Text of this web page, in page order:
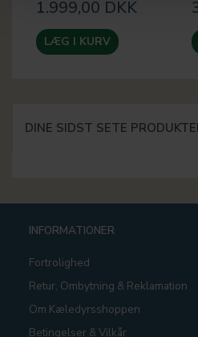
1.999,00 DKK
LÆG I KURV
DINE SIDST SETE
INFORMATIONER
Fortrolighed
Retur, Ombytning & Reklamation
Om Kæledyrsshoppen
Betingelser & Vilkår